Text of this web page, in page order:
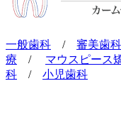
一般歯科 / 審美歯科
療 / マウスピース
科 / 小児歯科